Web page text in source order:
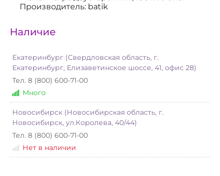
Производитель: batik
Наличие
Екатеринбург (Свердловская область, г.
Екатеринбург, Елизаветинское шоссе, 41, офис 28)
Тел. 8 (800) 600-71-00
Много
Новосибирск (Новосибирская область, г.
Новосибирск, ул.Королева, 40/44)
Тел. 8 (800) 600-71-00
Нет в наличии